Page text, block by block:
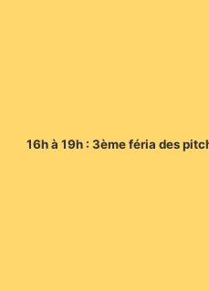
16h à 19h : 3ème féria des